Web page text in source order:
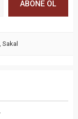
ABONE OL
Sakal